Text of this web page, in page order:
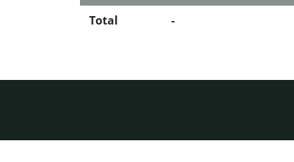
Total
-